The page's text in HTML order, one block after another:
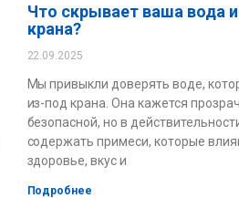
Что скрывает ваша вода
крана?
22.09.2025
Мы привыкли доверять воде,
из-под крана. Она кажется
безопасной, но в
содержать примеси, которые
здоровье, вкус и
Подробнее